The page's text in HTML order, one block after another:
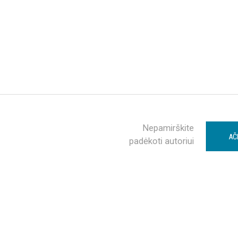
Nepamirškite
padėkoti autoriui